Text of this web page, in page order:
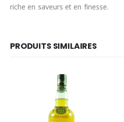
riche en saveurs et en finesse.
PRODUITS SIMILAIRES